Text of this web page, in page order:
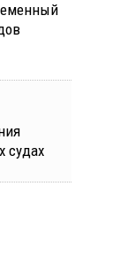
судах